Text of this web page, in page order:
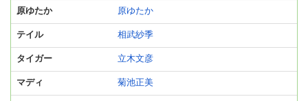
原ゆたか 原ゆたか
テイル 相武紗季
タイガー 立木文彦
マディ 菊池正美